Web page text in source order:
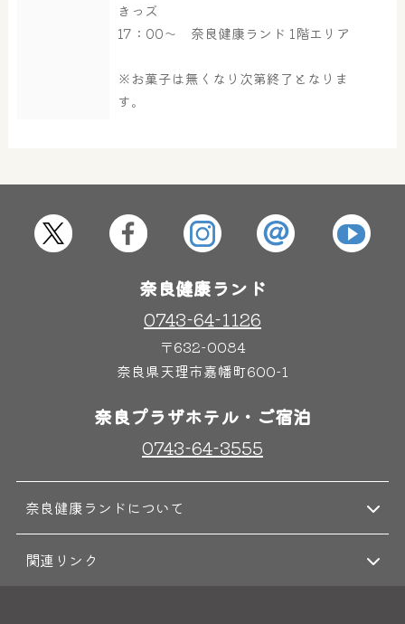
奈良わんぱくランド
はしゃきっズ
ボディケア
きっズ
17：00～ 奈良健康ランド 1階エリア
※お菓子は無くなり次第終了となりま
す。
奈良健康ランド
0743-64-1126
〒632-0084
奈良県天理市嘉幡町600-1
奈良プラザホテル・ご宿泊
0743-64-3555
奈良健康ランドについて
関連リンク